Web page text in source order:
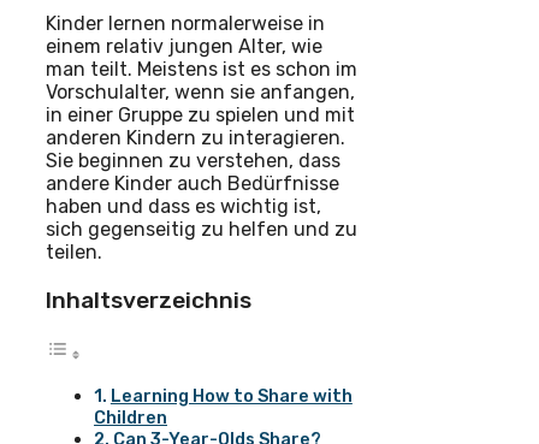
Kinder lernen normalerweise in
einem relativ jungen Alter, wie
man teilt. Meistens ist es schon im
Vorschulalter, wenn sie anfangen,
in einer Gruppe zu spielen und mit
anderen Kindern zu interagieren.
Sie beginnen zu verstehen, dass
andere Kinder auch Bedürfnisse
haben und dass es wichtig ist,
sich gegenseitig zu helfen und zu
teilen.
Inhaltsverzeichnis
Learning How to Share with
Children